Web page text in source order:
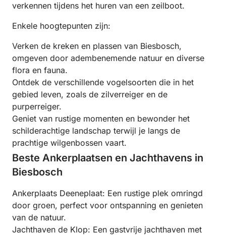
verkennen tijdens het huren van een zeilboot.
Enkele hoogtepunten zijn:
Verken de kreken en plassen van Biesbosch,
omgeven door adembenemende natuur en diverse
flora en fauna.
Ontdek de verschillende vogelsoorten die in het
gebied leven, zoals de zilverreiger en de
purperreiger.
Geniet van rustige momenten en bewonder het
schilderachtige landschap terwijl je langs de
prachtige wilgenbossen vaart.
Beste Ankerplaatsen en Jachthavens in
Biesbosch
Ankerplaats Deeneplaat: Een rustige plek omringd
door groen, perfect voor ontspanning en genieten
van de natuur.
Jachthaven de Klop: Een gastvrije jachthaven met